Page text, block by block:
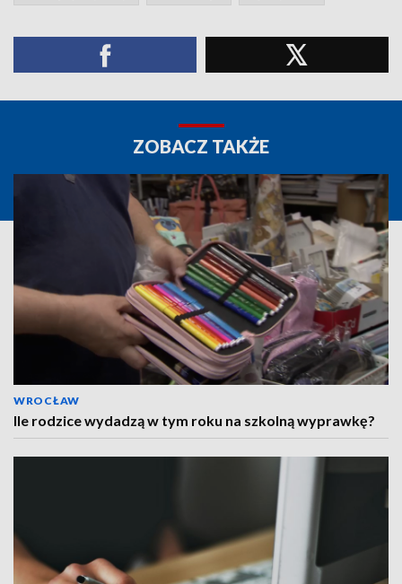
ZOBACZ TAKŻE
WROCŁAW
Ile rodzice wydadzą w tym roku na szkolną wyprawkę?